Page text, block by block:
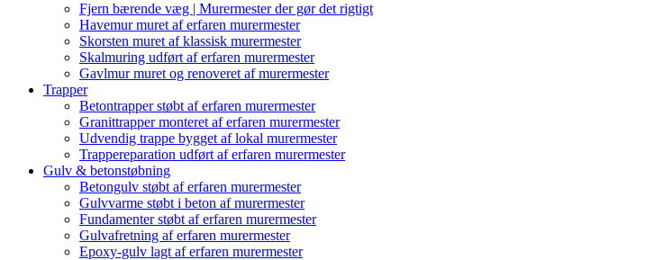
Fjern bærende væg | Murermester der gør det rigtigt
Havemur muret af erfaren murermester
Skorsten muret af klassisk murermester
Skalmuring udført af erfaren murermester
Gavlmur muret og renoveret af murermester
Trapper
Betontrapper støbt af erfaren murermester
Granittrapper monteret af erfaren murermester
Udvendig trappe bygget af lokal murermester
Trappereparation udført af erfaren murermester
Gulv & betonstøbning
Betongulv støbt af erfaren murermester
Gulvvarme støbt i beton af murermester
Fundamenter støbt af erfaren murermester
Gulvafretning af erfaren murermester
Epoxy-gulv lagt af erfaren murermester